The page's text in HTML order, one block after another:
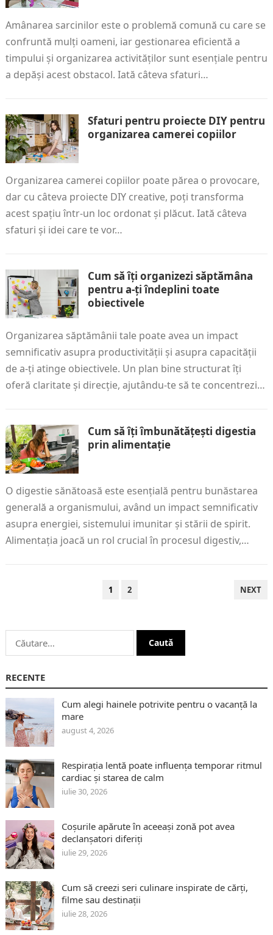
Amânarea sarcinilor este o problemă comună cu care se
confruntă mulți oameni, iar gestionarea eficientă a
timpului și organizarea activităților sunt esențiale pentru
a depăși acest obstacol. Iată câteva sfaturi…
Sfaturi pentru proiecte DIY pentru
organizarea camerei copiilor
Organizarea camerei copiilor poate părea o provocare,
dar cu câteva proiecte DIY creative, poți transforma
acest spațiu într-un loc ordonat și plăcut. Iată câteva
sfaturi și idei care te vor…
Cum să îți organizezi săptămâna
pentru a-ți îndeplini toate
obiectivele
Organizarea săptămânii tale poate avea un impact
semnificativ asupra productivității și asupra capacității
de a-ți atinge obiectivele. Un plan bine structurat îți
oferă claritate și direcție, ajutându-te să te concentrezi…
Cum să îți îmbunătățești digestia
prin alimentație
O digestie sănătoasă este esențială pentru bunăstarea
generală a organismului, având un impact semnificativ
asupra energiei, sistemului imunitar și stării de spirit.
Alimentația joacă un rol crucial în procesul digestiv,…
1 2 NEXT
Caută
după:
RECENTE
Cum alegi hainele potrivite pentru o vacanță la
mare
august 4, 2026
Respirația lentă poate influența temporar ritmul
cardiac și starea de calm
iulie 30, 2026
Coșurile apărute în aceeași zonă pot avea
declanșatori diferiți
iulie 29, 2026
Cum să creezi seri culinare inspirate de cărți,
filme sau destinații
iulie 28, 2026